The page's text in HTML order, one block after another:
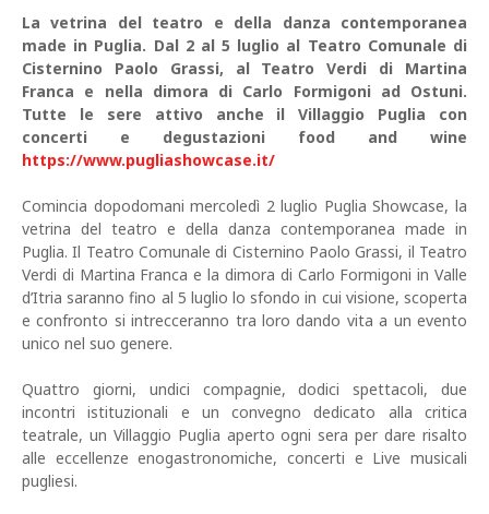
La vetrina del teatro e della danza contemporanea
made in Puglia. Dal 2 al 5 luglio al Teatro Comunale di
Cisternino Paolo Grassi, al Teatro Verdi di Martina
Franca e nella dimora di Carlo Formigoni ad Ostuni.
Tutte le sere attivo anche il Villaggio Puglia con
concerti e degustazioni food and wine
https://www.pugliashowcase.it/
Comincia dopodomani mercoledì 2 luglio Puglia Showcase, la
vetrina del teatro e della danza contemporanea made in
Puglia. Il Teatro Comunale di Cisternino Paolo Grassi, il Teatro
Verdi di Martina Franca e la dimora di Carlo Formigoni in Valle
d’Itria saranno fino al 5 luglio lo sfondo in cui visione, scoperta
e confronto si intrecceranno tra loro dando vita a un evento
unico nel suo genere.
Quattro giorni, undici compagnie, dodici spettacoli, due
incontri istituzionali e un convegno dedicato alla critica
teatrale, un Villaggio Puglia aperto ogni sera per dare risalto
alle eccellenze enogastronomiche, concerti e Live musicali
pugliesi.